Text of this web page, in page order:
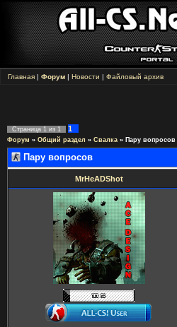
Главная | Форум | Новости | Файловый архив
Страница 1 из 1 1
Форум » Общий раздел » Свалка » Пару вопросов
Пару вопросов
MrHeADShot